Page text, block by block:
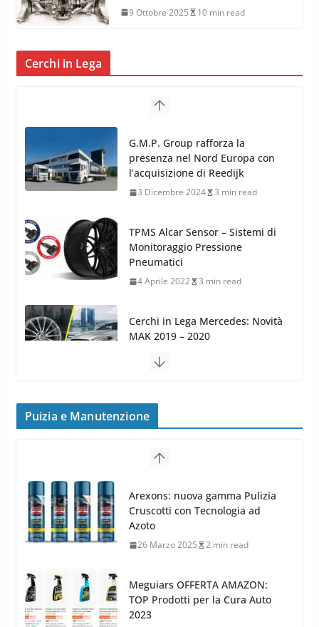
9 Ottobre 2025 10 min read
Cerchi in Lega
TPMS Alcar Sensor – Sistemi di
Monitoraggio Pressione
Pneumatici
4 Aprile 2022 3 min read
Cerchi in Lega Mercedes: Novità
MAK 2019 – 2020
16 Settembre 2019
MAK FIVESTAR (2019)
24 Luglio 2019 1 min read
8 Aprile 2026 7 min read
l’acquisizione di Reedijk
3 Dicembre 2024 3 min read
Puizia e Manutenzione
Meguiars OFFERTA AMAZON:
TOP Prodotti per la Cura Auto
2023
28 Marzo 2023 14 min read
Bidone Aspiratutto: i 10 Migliori
Bidoni per la Pulizia Auto
6 Maggio 2022